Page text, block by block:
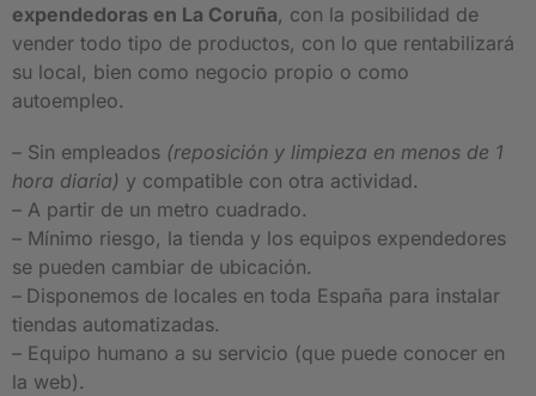
expendedoras en La Coruña, con la posibilidad de
vender todo tipo de productos, con lo que rentabilizará
su local, bien como negocio propio o como
autoempleo.
– Sin empleados (reposición y limpieza en menos de 1
hora diaria) y compatible con otra actividad.
– A partir de un metro cuadrado.
– Mínimo riesgo, la tienda y los equipos expendedores
se pueden cambiar de ubicación.
– Disponemos de locales en toda España para instalar
tiendas automatizadas.
– Equipo humano a su servicio (que puede conocer en
la web).